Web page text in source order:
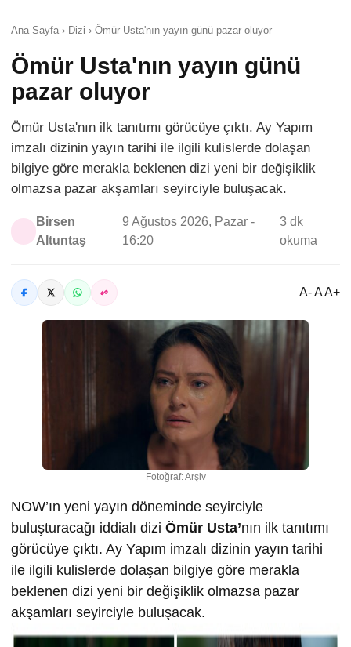
Ana Sayfa › Dizi › Ömür Usta'nın yayın günü pazar oluyor
Ömür Usta'nın yayın günü
pazar oluyor
Ömür Usta'nın ilk tanıtımı görücüye çıktı. Ay Yapım
imzalı dizinin yayın tarihi ile ilgili kulislerde dolaşan
bilgiye göre merakla beklenen dizi yeni bir değişiklik
olmazsa pazar akşamları seyirciyle buluşacak.
Birsen
Altuntaş
9 Ağustos 2026, Pazar -
16:20
3 dk
okuma
A- A A+
Fotoğraf: Arşiv
NOW’ın yeni yayın döneminde seyirciyle
buluşturacağı iddialı dizi Ömür Usta’nın ilk tanıtımı
görücüye çıktı. Ay Yapım imzalı dizinin yayın tarihi
ile ilgili kulislerde dolaşan bilgiye göre merakla
beklenen dizi yeni bir değişiklik olmazsa pazar
akşamları seyirciyle buluşacak.